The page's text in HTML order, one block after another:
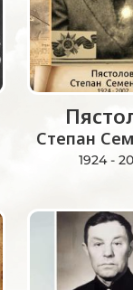
Степан
1924 -